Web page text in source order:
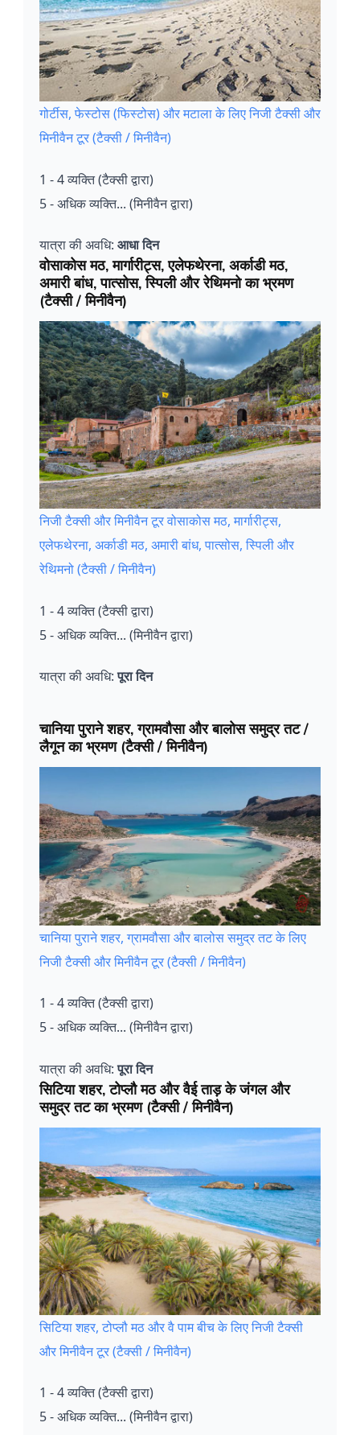
गोर्टीस, फेस्टोस (फिस्टोस) और मटाला के लिए निजी टैक्सी और
मिनीवैन टूर (टैक्सी / मिनीवैन)
1 - 4 व्यक्ति (टैक्सी द्वारा)
5 - अधिक व्यक्ति... (मिनीवैन द्वारा)
यात्रा की अवधि: आधा दिन
वोसाकोस मठ, मार्गारीट्स, एलेफथेरना, अर्काडी मठ,
अमारी बांध, पात्सोस, स्पिली और रेथिमनो का भ्रमण
(टैक्सी / मिनीवैन)
निजी टैक्सी और मिनीवैन टूर वोसाकोस मठ, मार्गारीट्स,
एलेफथेरना, अर्काडी मठ, अमारी बांध, पात्सोस, स्पिली और
रेथिमनो (टैक्सी / मिनीवैन)
1 - 4 व्यक्ति (टैक्सी द्वारा)
5 - अधिक व्यक्ति... (मिनीवैन द्वारा)
यात्रा की अवधि:पूरा दिन
चानिया पुराने शहर, ग्रामवौसा और बालोस समुद्र तट /
लैगून का भ्रमण (टैक्सी / मिनीवैन)
चानिया पुराने शहर, ग्रामवौसा और बालोस समुद्र तट के लिए
निजी टैक्सी और मिनीवैन टूर (टैक्सी / मिनीवैन)
1 - 4 व्यक्ति (टैक्सी द्वारा)
5 - अधिक व्यक्ति... (मिनीवैन द्वारा)
यात्रा की अवधि:पूरा दिन
सिटिया शहर, टोप्लौ मठ और वैई ताड़ के जंगल और
समुद्र तट का भ्रमण (टैक्सी / मिनीवैन)
सिटिया शहर, टोप्लौ मठ और वै पाम बीच के लिए निजी टैक्सी
और मिनीवैन टूर (टैक्सी / मिनीवैन)
1 - 4 व्यक्ति (टैक्सी द्वारा)
5 - अधिक व्यक्ति... (मिनीवैन द्वारा)